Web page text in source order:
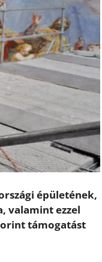
épületének,
valamint ezzel
támogatást